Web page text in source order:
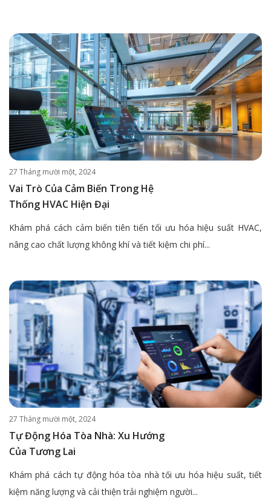
27 Tháng mười một, 2024
Vai Trò Của Cảm Biến Trong Hệ
Thống HVAC Hiện Đại
Khám phá cách cảm biến tiên tiến tối ưu hóa hiệu suất HVAC,
nâng cao chất lượng không khí và tiết kiệm chi phí...
27 Tháng mười một, 2024
Tự Động Hóa Tòa Nhà: Xu Hướng
Của Tương Lai
Khám phá cách tự động hóa tòa nhà tối ưu hóa hiệu suất, tiết
kiệm năng lượng và cải thiện trải nghiệm người...